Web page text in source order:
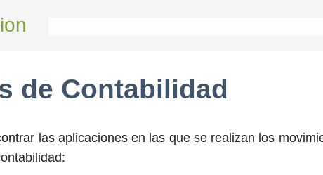
de Contabilidad
las aplicaciones en las que se realizan los